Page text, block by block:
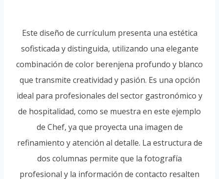
Este diseño de currículum presenta una estética
sofisticada y distinguida, utilizando una elegante
combinación de color berenjena profundo y blanco
que transmite creatividad y pasión. Es una opción
ideal para profesionales del sector gastronómico y
de hospitalidad, como se muestra en este ejemplo
de Chef, ya que proyecta una imagen de
refinamiento y atención al detalle. La estructura de
dos columnas permite que la fotografía
profesional y la información de contacto resalten